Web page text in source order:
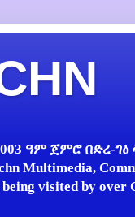
ዓም ጀምሮ በድረ-ገፅ
Multimedia,
visited by